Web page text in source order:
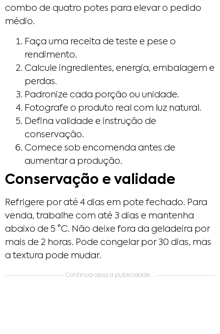
combo de quatro potes para elevar o pedido
médio.
Faça uma receita de teste e pese o
rendimento.
Calcule ingredientes, energia, embalagem e
perdas.
Padronize cada porção ou unidade.
Fotografe o produto real com luz natural.
Defina validade e instrução de
conservação.
Comece sob encomenda antes de
aumentar a produção.
Conservação e validade
Refrigere por até 4 dias em pote fechado. Para
venda, trabalhe com até 3 dias e mantenha
abaixo de 5 °C. Não deixe fora da geladeira por
mais de 2 horas. Pode congelar por 30 dias, mas
a textura pode mudar.
Continua apos a publicidade….